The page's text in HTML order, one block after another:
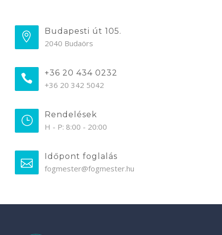
Budapesti út 105.
2040 Budaörs
+36 20 434 0232
+36 20 342 5042
Rendelések
H - P: 8:00 - 20:00
Időpont foglalás
fogmester@fogmester.hu